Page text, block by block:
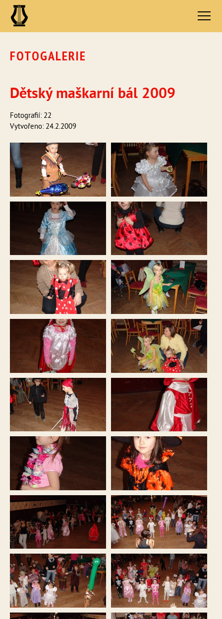
FOTOGALERIE
Dětský maškarní bál 2009
Fotografií: 22
Vytvořeno: 24.2.2009